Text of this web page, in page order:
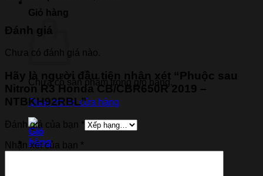
Giỏ hàng
Chưa có sản phẩm trong giỏ hàng.
Quay trở lại cửa hàng
Đánh giá
Chưa có đánh giá nào.
Hãy là người đầu tiên nhận xét “Phuộc sau
Nitron R3 Honda CB/CBR650R 2019 –
NTBKH92RBL”
Đánh giá của bạn *
Nhận xét của bạn *